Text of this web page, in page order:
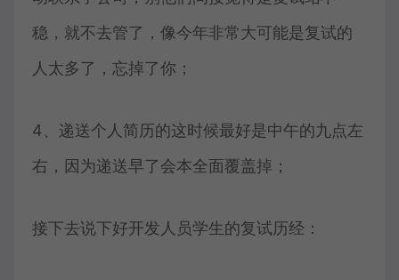
稳，就不去管了，像今年非常大可能是复试的
人太多了，忘掉了你；
4、递送个人简历的这时候最好是中午的九点左
右，因为递送早了会本全面覆盖掉；
接下去说下好开发人员学生的复试历经：